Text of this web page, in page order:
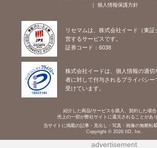
個人情報保護方針
リセマムは、株式会社イード（東証
営するサービスです。
証券コード：6038
株式会社イードは、個人情報の適切
者に対して付与されるプライバシー
受けています。
紹介した商品/サービスを購入、契約した場合
売上の一部が弊社サイトに還元されることがあり
当サイトに掲載の記事・見出し・写真・画像の無断転
Copyright © 2026 IID, Inc.
advertisement